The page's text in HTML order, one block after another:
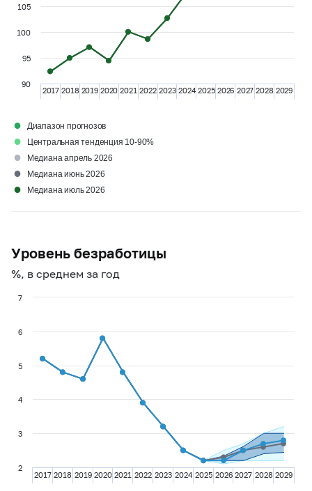
2017 2018 2019 2020 2021 2022 2023 2024 2025 2026 2027 2028 2029
90
95
100
105
● Диапазон прогнозов
● Центральная тенденция 10-90%
● Медиана апрель 2026
● Медиана июнь 2026
● Медиана июль 2026
Уровень безработицы
%, в среднем за год
2017 2018 2019 2020 2021 2022 2023 2024 2025 2026 2027 2028 2029
2
3
4
5
6
7